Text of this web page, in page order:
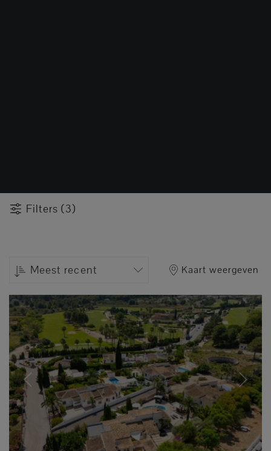
Filters (3)
Meest recent Kaart weergeven
Previous Next